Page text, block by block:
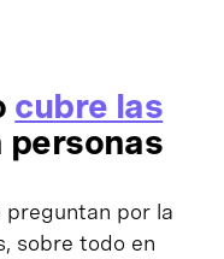
cubre las
personas
preguntan por la
sobre todo en